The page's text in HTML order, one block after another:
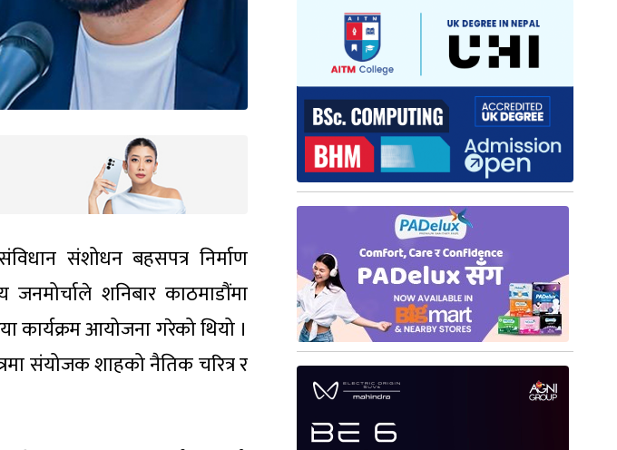
संशोधन बहसपत्र निर्माण
शनिबार काठमाडौंमा
कार्यक्रम आयोजना गरेको थियो ।
संयोजक शाहको नैतिक चरित्र र